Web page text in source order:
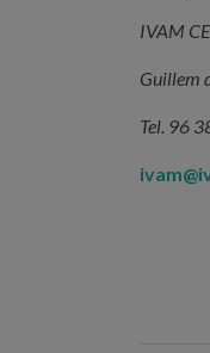
IVAM
Guillem
Tel. 96